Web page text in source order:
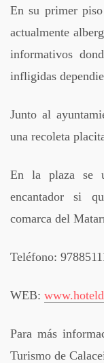
En su primer piso
actualmente
informativos
infligidas
Junto al
una recoleta
En la plaza se
encantador si
comarca del
Teléfono:
WEB:
Para más
Turismo de